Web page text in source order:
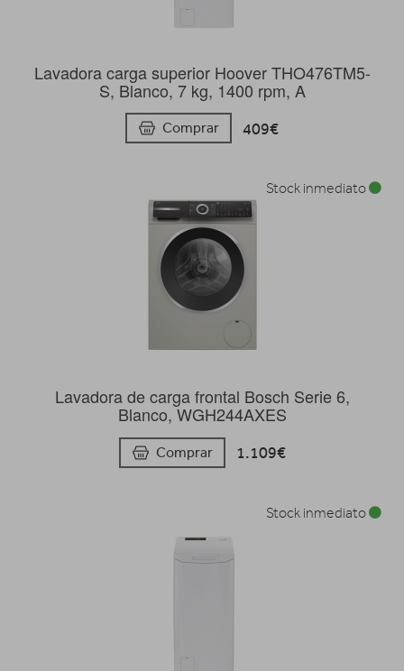
Lavadora carga superior Hoover THO476TM5-
S, Blanco, 7 kg, 1400 rpm, A
Comprar 409€
Lavadora de carga frontal Bosch Serie 6,
Blanco, WGH244AXES
Comprar 1.109€
Stock inmediato
Stock inmediato